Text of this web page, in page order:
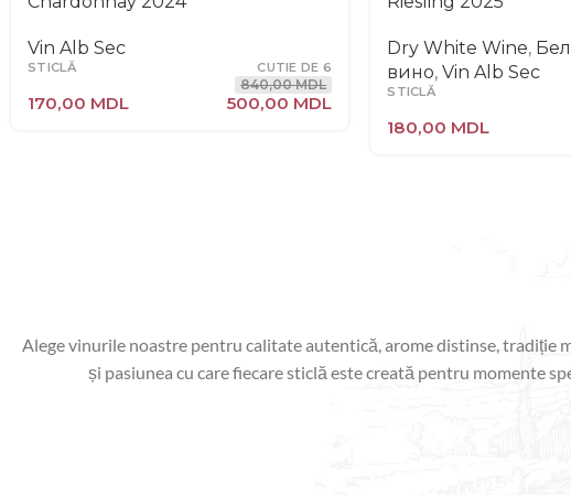
Vin Alb Sec
STICLĂ CUTIE DE 6
840,00MDL
170,00 MDL 500,00 MDL
Dry White Wine,
вино,Vin Alb Sec
STICLĂ
180,00 MDL
Alege vinurile noastre pentru calitate autentică, arome distinse, tradiție
și pasiunea cu care fiecare sticlă este creată pentru momente